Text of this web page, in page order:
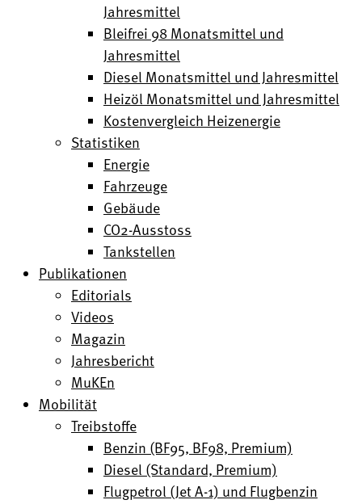
Jahresmittel
Bleifrei 98 Monatsmittel und
Jahresmittel
Diesel Monatsmittel und Jahresmittel
Heizöl Monatsmittel und Jahresmittel
Kostenvergleich Heizenergie
Statistiken
Energie
Fahrzeuge
Gebäude
CO2-Ausstoss
Tankstellen
Publikationen
Editorials
Videos
Magazin
Jahresbericht
MuKEn
Mobilität
Treibstoffe
Benzin (BF95, BF98, Premium)
Diesel (Standard, Premium)
Flugpetrol (Jet A-1) und Flugbenzin